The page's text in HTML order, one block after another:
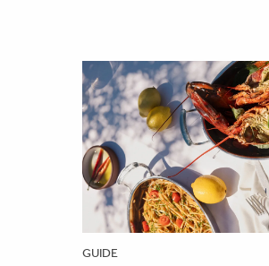
GUIDE